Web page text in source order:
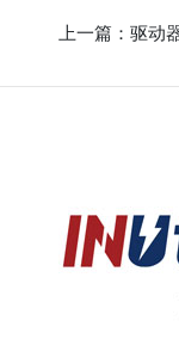
上一篇： 驱动